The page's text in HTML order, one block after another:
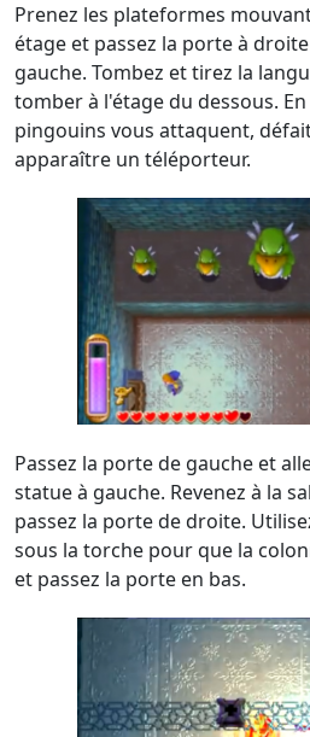
Prenez les plateformes
étage et passez la porte à
gauche. Tombez et tirez la
tomber à l'étage du dessous.
pingouins vous attaquent,
apparaître un téléporteur.
Passez la porte de gauche et
statue à gauche. Revenez à la
passez la porte de droite.
sous la torche pour que la
et passez la porte en bas.